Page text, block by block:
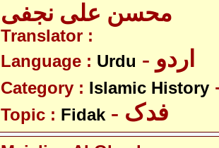
محسن علی نجفی
Translator :
Language : Urdu - اردو
Category : Islamic History
Topic : Fidak - فدک